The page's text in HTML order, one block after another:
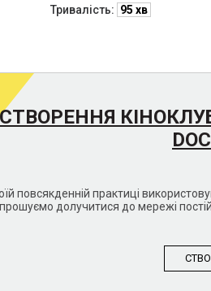
Тривалість: 95 хв
повсякденній практиці
долучитися до мережі